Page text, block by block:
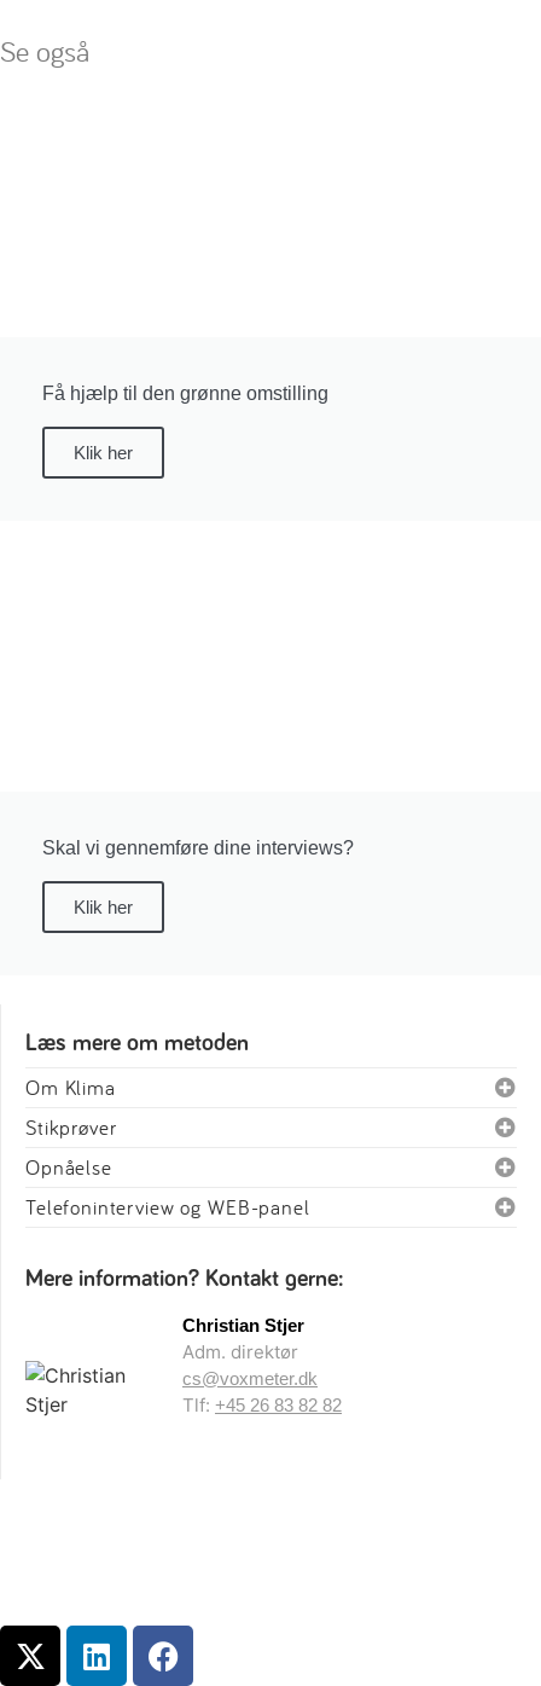
Se også
Få hjælp til den grønne omstilling
Klik her
Skal vi gennemføre dine interviews?
Klik her
Læs mere om metoden
Om Klima
Stikprøver
Opnåelse
Telefoninterview og WEB-panel
Mere information? Kontakt gerne:
Christian Stjer
Adm. direktør
cs@voxmeter.dk
Tlf: +45 26 83 82 82